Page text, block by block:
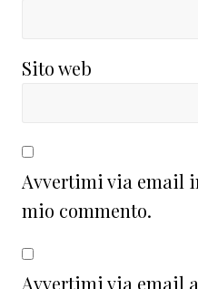
Sito web
Avvertimi via email
mio commento.
Avvertimi via email